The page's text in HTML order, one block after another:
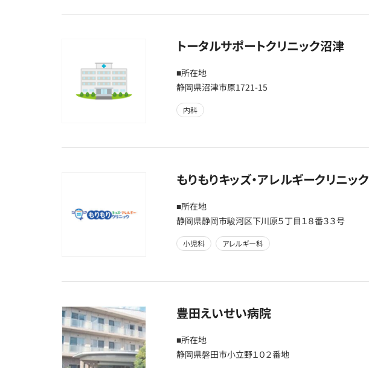
トータルサポートクリニック沼津
■所在地
静岡県沼津市原1721-15
内科
もりもりキッズ・アレルギークリニック
■所在地
静岡県静岡市駿河区下川原５丁目１８番３３号
小児科 アレルギー科
豊田えいせい病院
■所在地
静岡県磐田市小立野１０２番地